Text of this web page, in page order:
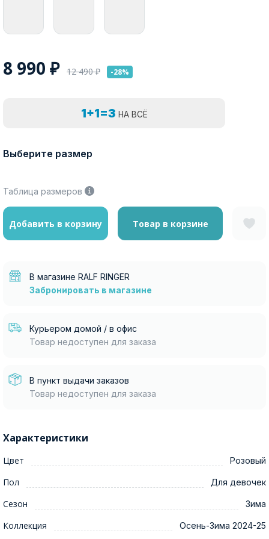
8 990 ₽ 12 490₽ -28%
1+1=3 НА ВСЁ
Выберите размер
Таблица размеров
Добавить в корзину Товар в корзине
В магазине RALF RINGER
Забронировать в магазине
Курьером домой / в офис
Товар недоступен для заказа
В пункт выдачи заказов
Товар недоступен для заказа
Характеристики
Цвет Розовый
Пол Для девочек
Сезон Зима
Коллекция Осень-Зима 2024-25